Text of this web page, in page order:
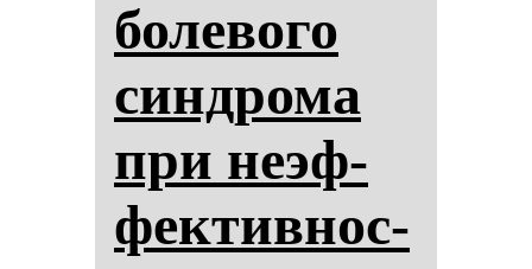
бо­ле­во­го
син­дро­ма
при не­эф­
фек­тив­нос­